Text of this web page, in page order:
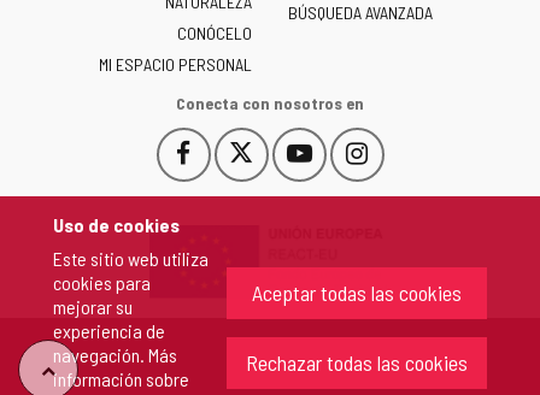
Uso de cookies
Este sitio web utiliza
cookies para
mejorar su
experiencia de
navegación. Más
información sobre
Aceptar todas las cookies
Rechazar todas las cookies
y
León
-
CONÓCELO
MI ESPACIO PERSONAL
BÚSQUEDA AVANZADA
Conecta con nosotros en
Facebook
Este
enlace
en
nueva.
Este
enlace
una
ventana
nueva.
YouTube
Este
enlace
una
ventana
nueva.
Instagram
Este
enlace
una
ventana
nueva.
"Volver